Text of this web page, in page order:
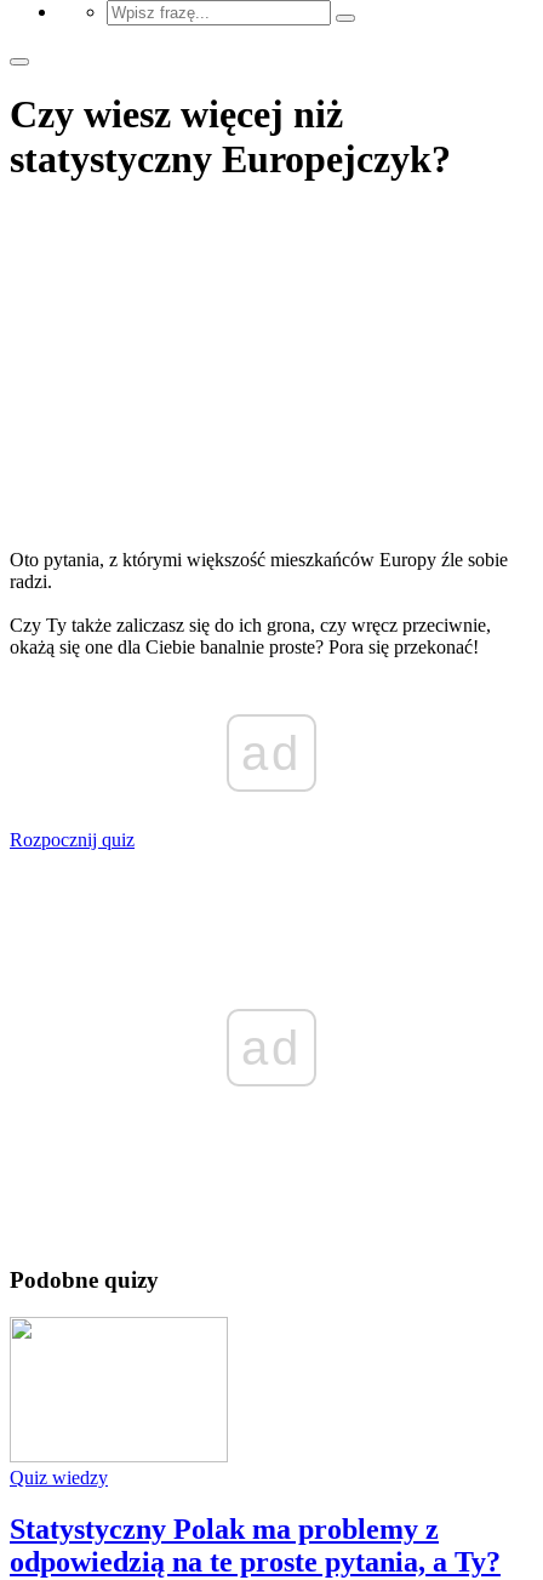
Czy wiesz więcej niż
statystyczny Europejczyk?
Oto pytania, z którymi większość mieszkańców Europy źle sobie
radzi.
Czy Ty także zaliczasz się do ich grona, czy wręcz przeciwnie,
okażą się one dla Ciebie banalnie proste? Pora się przekonać!
ad
Rozpocznij quiz
ad
Podobne quizy
Quiz wiedzy
Statystyczny Polak ma problemy z
odpowiedzią na te proste pytania, a Ty?